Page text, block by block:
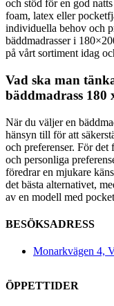
och stöd för en god
foam, latex eller
individuella behov och
bäddmadrasser i
på vårt sortiment idag
Vad ska man
bäddmadrass 180
När du väljer en
hänsyn till för att
och preferenser. För
och personliga
föredrar en mjukare
det bästa alternativet,
av en modell med
BESÖKSADRESS
Monarkvägen 4,
ÖPPETTIDER